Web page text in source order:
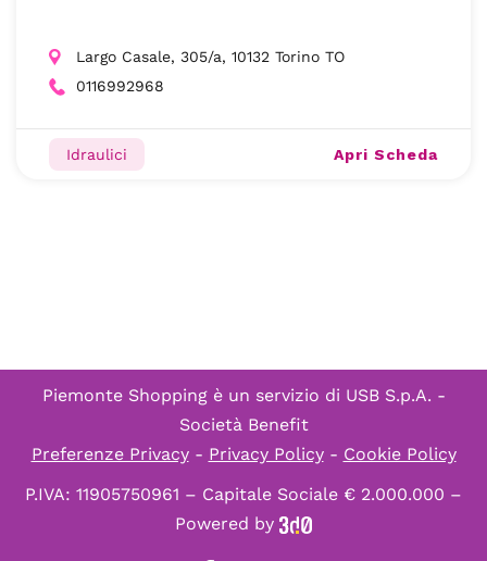
Largo Casale, 305/a, 10132 Torino TO
0116992968
Idraulici Apri Scheda
Piemonte Shopping è un servizio di USB S.p.A. -
Società Benefit
Preferenze Privacy- Privacy Policy- Cookie Policy
P.IVA: 11905750961 – Capitale Sociale € 2.000.000 –
Powered by